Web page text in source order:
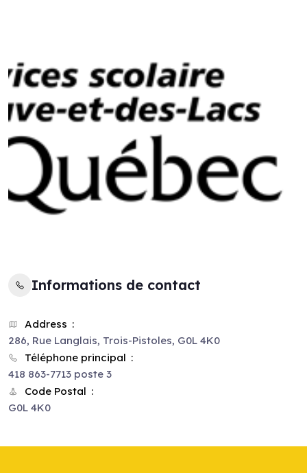
Informations de contact
Address
286, Rue Langlais, Trois-Pistoles, G0L 4K0
Téléphone principal
418 863-7713 poste 3
Code Postal
G0L 4K0